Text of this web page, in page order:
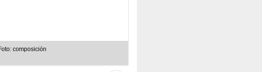
composición